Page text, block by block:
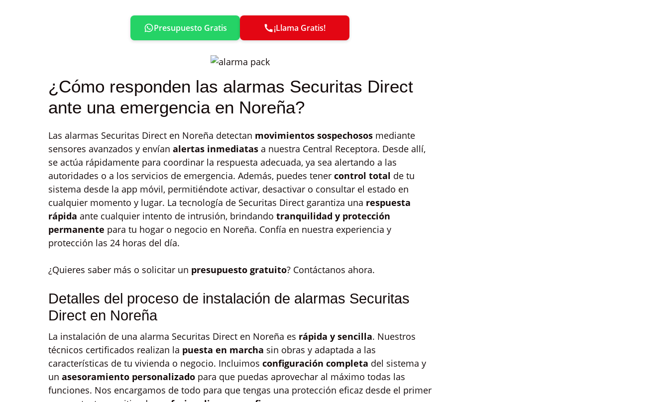
Presupuesto Gratis ¡Llama Gratis!
¿Cómo responden las alarmas Securitas Direct
ante una emergencia en Noreña?
Las alarmas Securitas Direct en Noreña detectan movimientos sospechosos mediante
sensores avanzados y envían alertas inmediatas a nuestra Central Receptora. Desde allí,
se actúa rápidamente para coordinar la respuesta adecuada, ya sea alertando a las
autoridades o a los servicios de emergencia. Además, puedes tener control total de tu
sistema desde la app móvil, permitiéndote activar, desactivar o consultar el estado en
cualquier momento y lugar. La tecnología de Securitas Direct garantiza una respuesta
rápida ante cualquier intento de intrusión, brindando tranquilidad y protección
permanente para tu hogar o negocio en Noreña. Confía en nuestra experiencia y
protección las 24 horas del día.
¿Quieres saber más o solicitar un presupuesto gratuito? Contáctanos ahora.
Detalles del proceso de instalación de alarmas Securitas
Direct en Noreña
La instalación de una alarma Securitas Direct en Noreña es rápida y sencilla. Nuestros
técnicos certificados realizan la puesta en marcha sin obras y adaptada a las
características de tu vivienda o negocio. Incluimos configuración completa del sistema y
un asesoramiento personalizado para que puedas aprovechar al máximo todas las
funciones. Nos encargamos de todo para que tengas una protección eficaz desde el primer